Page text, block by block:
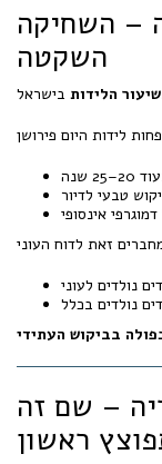
– השחיקה
השקטה
הלידות
בביקוש העתידי
– שם זה
ראשון